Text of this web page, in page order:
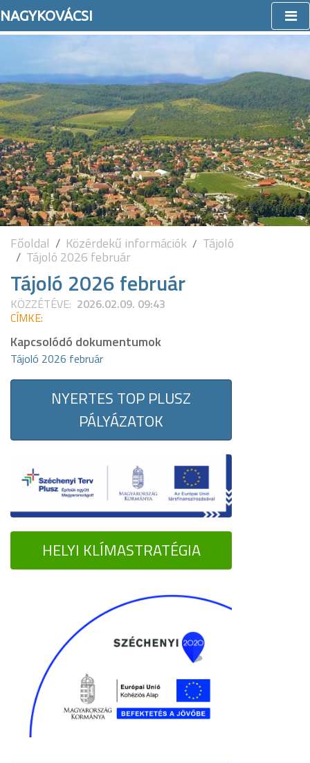
NAGYKOVÁCSI
Főoldal Közérdekű információk Tájoló
Tájoló 2026 február
Tájoló 2026 február
KÖZZÉTÉVE: 2026.02.09. 09:43
CÍMKE:
Kapcsolódó dokumentumok
Tájoló 2026 február
NYERTES TOP PLUSZ
PÁLYÁZATOK
HELYI KLÍMASTRATÉGIA